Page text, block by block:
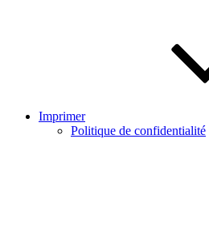
Imprimer
Politique de confidentialité